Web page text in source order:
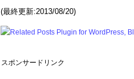
(最終更新:2013/08/20)
スポンサードリンク